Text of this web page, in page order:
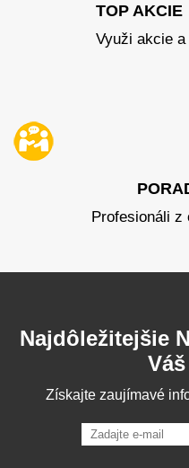
TOP AKCIE
Využi akcie a
Profesionáli z
Najdôležitejšie
Získajte zaujímavé